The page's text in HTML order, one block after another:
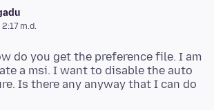
m.d.
do you get the preference file. I am
a msi. I want to disable the auto
Is there any anyway that I can do